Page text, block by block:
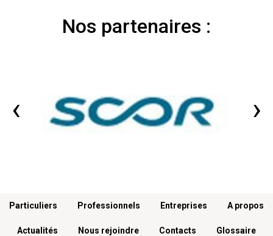
Nos partenaires :
‹ ›
Menu footer
Particuliers Professionnels Entreprises A propos
Actualités Nous rejoindre Contacts Glossaire